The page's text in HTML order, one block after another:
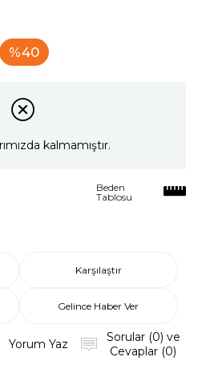
40
kalmamıştır.
Beden
Tablosu
Karşılaştır
Gelince Haber Ver
Yorum Yaz
Sorular (0) ve
Cevaplar (0)